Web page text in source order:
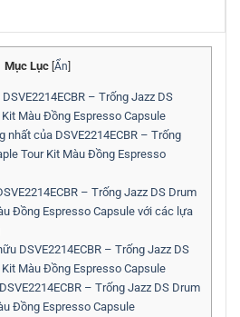
Mục Lục Ẩn
– Trống Jazz DS
Màu Đồng Espresso Capsule
nhất của DSVE2214ECBR – Trống
Tour Kit Màu Đồng Espresso
– Trống Jazz DS Drum
Đồng Espresso Capsule với các lựa
DSVE2214ECBR – Trống Jazz DS
Màu Đồng Espresso Capsule
– Trống Jazz DS Drum
Đồng Espresso Capsule